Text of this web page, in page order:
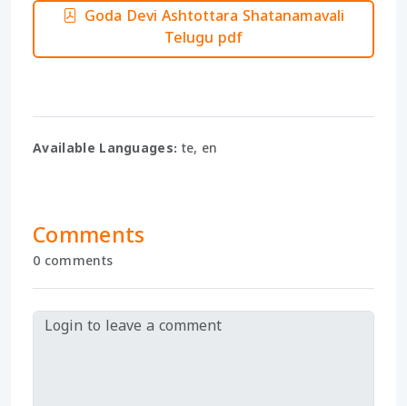
Goda Devi Ashtottara Shatanamavali
Telugu pdf
Available Languages: te, en
Comments
0 comments